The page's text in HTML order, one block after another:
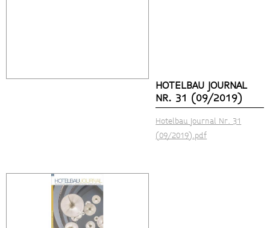
HOTELBAU JOURNAL
NR. 31 (09/2019)
Hotelbau Journal Nr. 31
(09/2019).pdf